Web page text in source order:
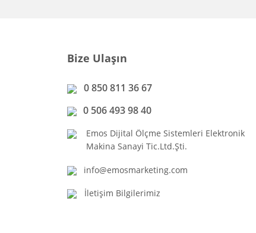
Bize Ulaşın
0 850 811 36 67
0 506 493 98 40
Emos Dijital Ölçme Sistemleri Elektronik
Makina Sanayi Tic.Ltd.Şti.
info@emosmarketing.com
İletişim Bilgilerimiz